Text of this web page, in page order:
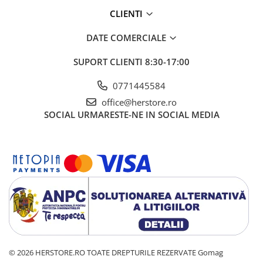
De ce sa alegi cearceaful
medical din hartie 50x60 cm
Cearceaful medical de unica folosinta este alegerea potrivita
confort si eficienta in utilizare, fiind adaptat pentru uz profesional
Comandati acum Cearceaf Medical 2 Straturi 50x60cm celuloza
CLIENTI
DATE COMERCIALE
SUPORT CLIENTI 8:30-17:00
0771445584
office@herstore.ro
SOCIAL URMARESTE-NE IN SOCIAL MEDIA
© 2026 HERSTORE.RO TOATE DREPTURILE REZERVATEGomag